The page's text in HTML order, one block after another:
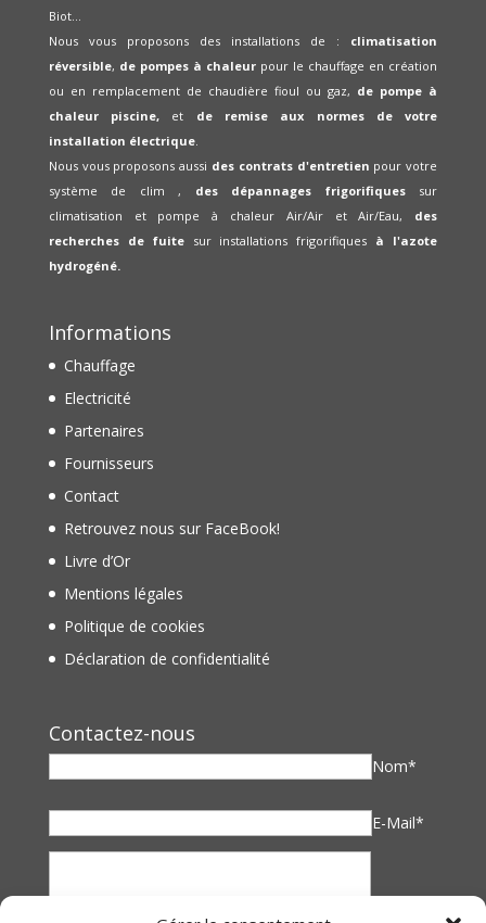
Biot...
Nous vous proposons des installations de : climatisation
réversible, de pompes à chaleurpour le chauffage en création
ou en remplacement de chaudière fioul ou gaz, de pompe à
chaleur piscine, et de remise aux normes de votre
installation électrique.
Nous vous proposons aussi des contrats d'entretien pour votre
système de clim , des dépannages frigorifiquessur
climatisation et pompe à chaleur Air/Air et Air/Eau, des
recherches de fuite sur installations frigorifiques à l'azote
hydrogéné.
Informations
Chauffage
Electricité
Partenaires
Fournisseurs
Contact
Retrouvez nous sur FaceBook!
Livre d’Or
Mentions légales
Politique de cookies
Déclaration de confidentialité
Contactez-nous
Nom*
E-Mail*